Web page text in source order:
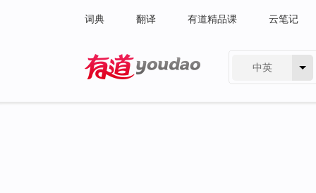
词典 翻译 有道精品课 云笔记
中英